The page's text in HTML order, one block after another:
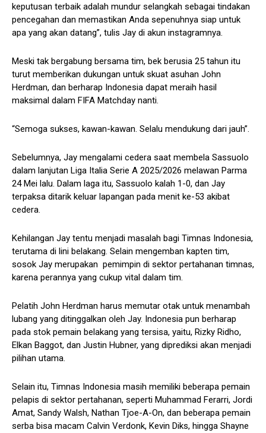
keputusan terbaik adalah mundur selangkah sebagai tindakan
pencegahan dan memastikan Anda sepenuhnya siap untuk
apa yang akan datang”, tulis Jay di akun instagramnya.
Meski tak bergabung bersama tim, bek berusia 25 tahun itu
turut memberikan dukungan untuk skuat asuhan John
Herdman, dan berharap Indonesia dapat meraih hasil
maksimal dalam FIFA Matchday nanti.
“Semoga sukses, kawan-kawan. Selalu mendukung dari jauh”.
Sebelumnya, Jay mengalami cedera saat membela Sassuolo
dalam lanjutan Liga Italia Serie A 2025/2026 melawan Parma
24 Mei lalu. Dalam laga itu, Sassuolo kalah 1-0, dan Jay
terpaksa ditarik keluar lapangan pada menit ke-53 akibat
cedera.
Kehilangan Jay tentu menjadi masalah bagi Timnas Indonesia,
terutama di lini belakang. Selain mengemban kapten tim,
sosok Jay merupakan pemimpin di sektor pertahanan timnas,
karena perannya yang cukup vital dalam tim.
Pelatih John Herdman harus memutar otak untuk menambah
lubang yang ditinggalkan oleh Jay. Indonesia pun berharap
pada stok pemain belakang yang tersisa, yaitu, Rizky Ridho,
Elkan Baggot, dan Justin Hubner, yang diprediksi akan menjadi
pilihan utama.
Selain itu, Timnas Indonesia masih memiliki beberapa pemain
pelapis di sektor pertahanan, seperti Muhammad Ferarri, Jordi
Amat, Sandy Walsh, Nathan Tjoe-A-On, dan beberapa pemain
serba bisa macam Calvin Verdonk, Kevin Diks, hingga Shayne